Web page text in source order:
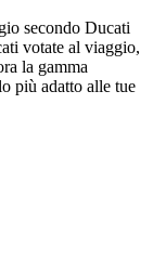
secondo Ducati
votate al viaggio,
la gamma
più adatto alle tue